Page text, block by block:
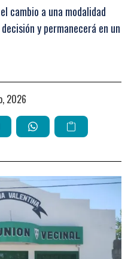
cambio a una modalidad
y permanecerá en un
2026